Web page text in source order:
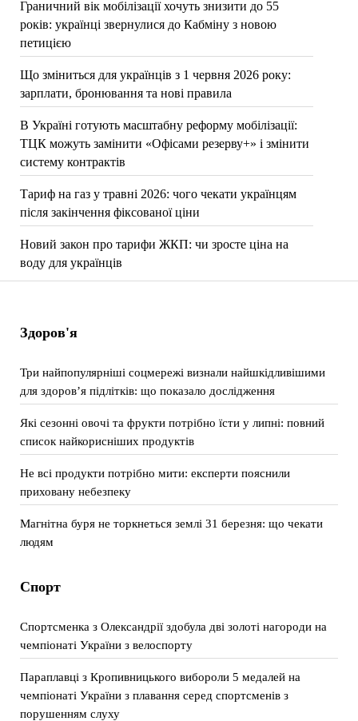
Граничний вік мобілізації хочуть знизити до 55
років: українці звернулися до Кабміну з новою
петицією
Що зміниться для українців з 1 червня 2026 року:
зарплати, бронювання та нові правила
В Україні готують масштабну реформу мобілізації:
ТЦК можуть замінити «Офісами резерву+» і змінити
систему контрактів
Тариф на газ у травні 2026: чого чекати українцям
після закінчення фіксованої ціни
Новий закон про тарифи ЖКП: чи зросте ціна на
воду для українців
Здоров'я
Три найпопулярніші соцмережі визнали найшкідливішими
для здоров’я підлітків: що показало дослідження
Які сезонні овочі та фрукти потрібно їсти у липні: повний
список найкорисніших продуктів
Не всі продукти потрібно мити: експерти пояснили
приховану небезпеку
Магнітна буря не торкнеться землі 31 березня: що чекати
людям
Спорт
Спортсменка з Олександрії здобула дві золоті нагороди на
чемпіонаті України з велоспорту
Параплавці з Кропивницького вибороли 5 медалей на
чемпіонаті України з плавання серед спортсменів з
порушенням слуху